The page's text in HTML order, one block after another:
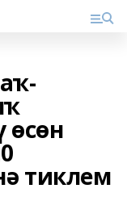
өсөн
тиклем